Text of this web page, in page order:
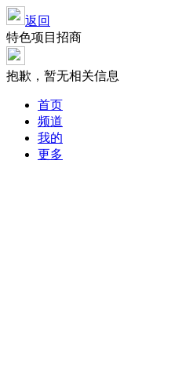
返回
特色项目招商
抱歉，暂无相关信息
首页
频道
我的
更多